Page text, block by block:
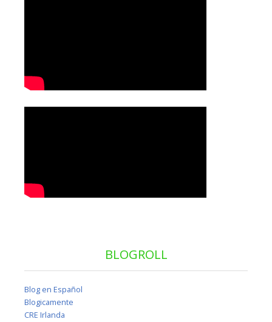
BLOGROLL
Blog en Español
Blogicamente
CRE Irlanda